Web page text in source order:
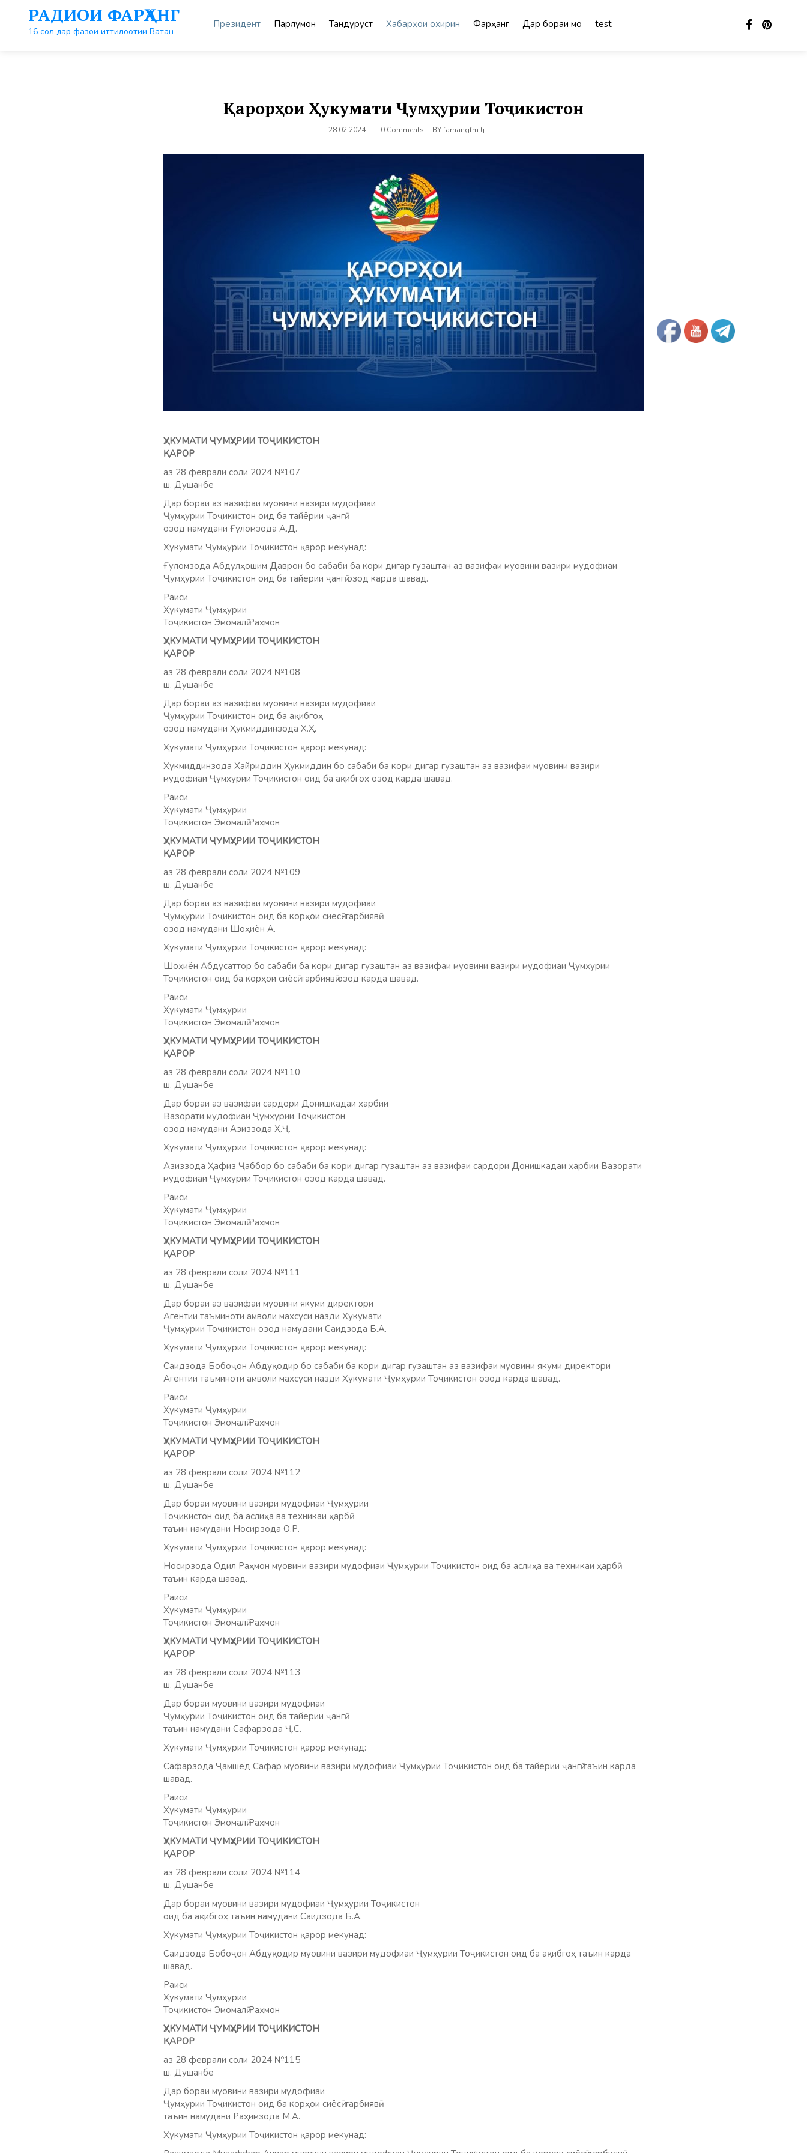
контенту
РАДИОИ ФАРҲАНГ
16 сол дар фазои иттилоотии Ватан
Президент Парлумон Тандурустӣ Хабарҳои охирин Фарҳанг Дар бораи мо test
Қарорҳои Ҳукумати Ҷумҳурии Тоҷикистон
28.02.2024 0 Comments BYfarhangfm.tj
ҲУКУМАТИ ҶУМҲУРИИ ТОҶИКИСТОН
ҚАРОР
аз 28 феврали соли 2024 №107
ш. Душанбе
Дар бораи аз вазифаи муовини вазири мудофиаи
Ҷумҳурии Тоҷикистон оид ба тайёрии ҷангӣ
озод намудани Ғуломзода А.Д.
Ҳукумати Ҷумҳурии Тоҷикистон қарор мекунад:
Ғуломзода Абдулҳошим Даврон бо сабаби ба кори дигар гузаштан аз вазифаи муовини вазири мудофиаи
Ҷумҳурии Тоҷикистон оид ба тайёрии ҷангӣ озод карда шавад.
Раиси
Ҳукумати Ҷумҳурии
Тоҷикистон Эмомалӣ Раҳмон
ҲУКУМАТИ ҶУМҲУРИИ ТОҶИКИСТОН
ҚАРОР
аз 28 феврали соли 2024 №108
ш. Душанбе
Дар бораи аз вазифаи муовини вазири мудофиаи
Ҷумҳурии Тоҷикистон оид ба ақибгоҳ
озод намудани Ҳукмиддинзода Х.Ҳ.
Ҳукумати Ҷумҳурии Тоҷикистон қарор мекунад:
Ҳукмиддинзода Хайриддин Ҳукмиддин бо сабаби ба кори дигар гузаштан аз вазифаи муовини вазири
мудофиаи Ҷумҳурии Тоҷикистон оид ба ақибгоҳ озод карда шавад.
Раиси
Ҳукумати Ҷумҳурии
Тоҷикистон Эмомалӣ Раҳмон
ҲУКУМАТИ ҶУМҲУРИИ ТОҶИКИСТОН
ҚАРОР
аз 28 феврали соли 2024 №109
ш. Душанбе
Дар бораи аз вазифаи муовини вазири мудофиаи
Ҷумҳурии Тоҷикистон оид ба корҳои сиёсӣ-тарбиявӣ
озод намудани Шоҳиён А.
Ҳукумати Ҷумҳурии Тоҷикистон қарор мекунад:
Шоҳиён Абдусаттор бо сабаби ба кори дигар гузаштан аз вазифаи муовини вазири мудофиаи Ҷумҳурии
Тоҷикистон оид ба корҳои сиёсӣ-тарбиявӣ озод карда шавад.
Раиси
Ҳукумати Ҷумҳурии
Тоҷикистон Эмомалӣ Раҳмон
ҲУКУМАТИ ҶУМҲУРИИ ТОҶИКИСТОН
ҚАРОР
аз 28 феврали соли 2024 №110
ш. Душанбе
Дар бораи аз вазифаи сардори Донишкадаи ҳарбии
Вазорати мудофиаи Ҷумҳурии Тоҷикистон
озод намудани Азиззода Ҳ.Ҷ.
Ҳукумати Ҷумҳурии Тоҷикистон қарор мекунад:
Азиззода Ҳафиз Ҷаббор бо сабаби ба кори дигар гузаштан аз вазифаи сардори Донишкадаи ҳарбии Вазорати
мудофиаи Ҷумҳурии Тоҷикистон озод карда шавад.
Раиси
Ҳукумати Ҷумҳурии
Тоҷикистон Эмомалӣ Раҳмон
ҲУКУМАТИ ҶУМҲУРИИ ТОҶИКИСТОН
ҚАРОР
аз 28 феврали соли 2024 №111
ш. Душанбе
Дар бораи аз вазифаи муовини якуми директори
Агентии таъминоти амволи махсуси назди Ҳукумати
Ҷумҳурии Тоҷикистон озод намудани Саидзода Б.А.
Ҳукумати Ҷумҳурии Тоҷикистон қарор мекунад:
Саидзода Бобоҷон Абдуқодир бо сабаби ба кори дигар гузаштан аз вазифаи муовини якуми директори
Агентии таъминоти амволи махсуси назди Ҳукумати Ҷумҳурии Тоҷикистон озод карда шавад.
Раиси
Ҳукумати Ҷумҳурии
Тоҷикистон Эмомалӣ Раҳмон
ҲУКУМАТИ ҶУМҲУРИИ ТОҶИКИСТОН
ҚАРОР
аз 28 феврали соли 2024 №112
ш. Душанбе
Дар бораи муовини вазири мудофиаи Ҷумҳурии
Тоҷикистон оид ба аслиҳа ва техникаи ҳарбӣ
таъин намудани Носирзода О.Р.
Ҳукумати Ҷумҳурии Тоҷикистон қарор мекунад:
Носирзода Одил Раҳмон муовини вазири мудофиаи Ҷумҳурии Тоҷикистон оид ба аслиҳа ва техникаи ҳарбӣ
таъин карда шавад.
Раиси
Ҳукумати Ҷумҳурии
Тоҷикистон Эмомалӣ Раҳмон
ҲУКУМАТИ ҶУМҲУРИИ ТОҶИКИСТОН
ҚАРОР
аз 28 феврали соли 2024 №113
ш. Душанбе
Дар бораи муовини вазири мудофиаи
Ҷумҳурии Тоҷикистон оид ба тайёрии ҷангӣ
таъин намудани Сафарзода Ҷ.С.
Ҳукумати Ҷумҳурии Тоҷикистон қарор мекунад:
Сафарзода Ҷамшед Сафар муовини вазири мудофиаи Ҷумҳурии Тоҷикистон оид ба тайёрии ҷангӣ таъин карда
шавад.
Раиси
Ҳукумати Ҷумҳурии
Тоҷикистон Эмомалӣ Раҳмон
ҲУКУМАТИ ҶУМҲУРИИ ТОҶИКИСТОН
ҚАРОР
аз 28 феврали соли 2024 №114
ш. Душанбе
Дар бораи муовини вазири мудофиаи Ҷумҳурии Тоҷикистон
оид ба ақибгоҳ таъин намудани Саидзода Б.А.
Ҳукумати Ҷумҳурии Тоҷикистон қарор мекунад:
Саидзода Бобоҷон Абдуқодир муовини вазири мудофиаи Ҷумҳурии Тоҷикистон оид ба ақибгоҳ таъин карда
шавад.
Раиси
Ҳукумати Ҷумҳурии
Тоҷикистон Эмомалӣ Раҳмон
ҲУКУМАТИ ҶУМҲУРИИ ТОҶИКИСТОН
ҚАРОР
аз 28 феврали соли 2024 №115
ш. Душанбе
Дар бораи муовини вазири мудофиаи
Ҷумҳурии Тоҷикистон оид ба корҳои сиёсӣ-тарбиявӣ
таъин намудани Раҳимзода М.А.
Ҳукумати Ҷумҳурии Тоҷикистон қарор мекунад: